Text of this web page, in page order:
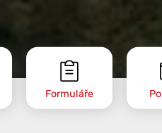
Formuláře